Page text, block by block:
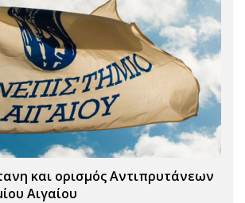
και ορισμός Αντιπρυτάνεων
Αιγαίου